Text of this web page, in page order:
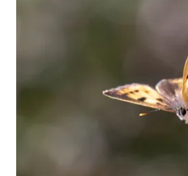
最樂觀的估計，我們所知僅
為，有正式科學紀錄的物種
物種」並不代表人們新發現
要經嚴謹的研究與描述、確
才能稱「新物種」。這個過
開發與氣候變遷的影響，許
滅絕。在地球交錯連結的生